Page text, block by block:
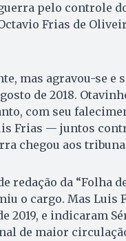
pelo controle
Frias de
mas agravou-se e
de 2018.
com seu
Frias — juntos
chegou aos
da “Folha de
o cargo. Mas Luis
2019, e indicaram
de maior